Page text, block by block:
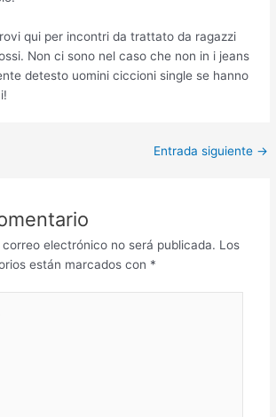
qui per incontri da trattato da ragazzi
Non ci sono nel caso che non in i jeans
detesto uomini ciccioni single se hanno
Entrada siguiente →
electrónico no será publicada. Los
están marcados con *